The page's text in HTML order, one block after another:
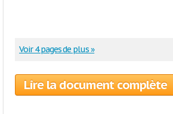
Voir 4 pages de plus »
Lire la document complète